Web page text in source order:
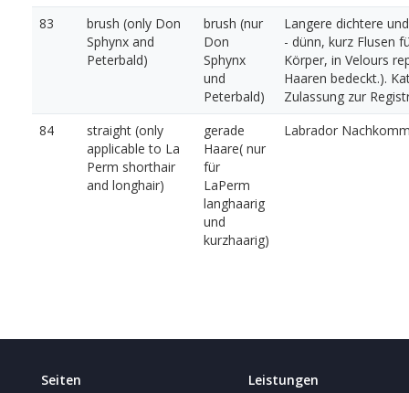
83
brush (only Don
Sphynx and
Peterbald)
brush (nur
Don
Sphynx
und
Peterbald)
Langere dichtere
- dünn, kurz Flusen
Körper, in Velours
Haaren bedeckt.).
Zulassung zur
84
straight (only
applicable to La
Perm shorthair
and longhair)
gerade
Haare( nur
für
LaPerm
langhaarig
und
kurzhaarig)
Labrador
Seiten Leistungen